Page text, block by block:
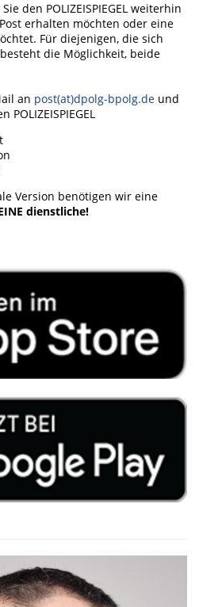
den POLIZEISPIEGEL weiterhin
erhalten möchten oder eine
Für diejenigen, die sich
die Möglichkeit, beide
an post(at)dpolg-bpolg.de und
Version benötigen wir eine
dienstliche!